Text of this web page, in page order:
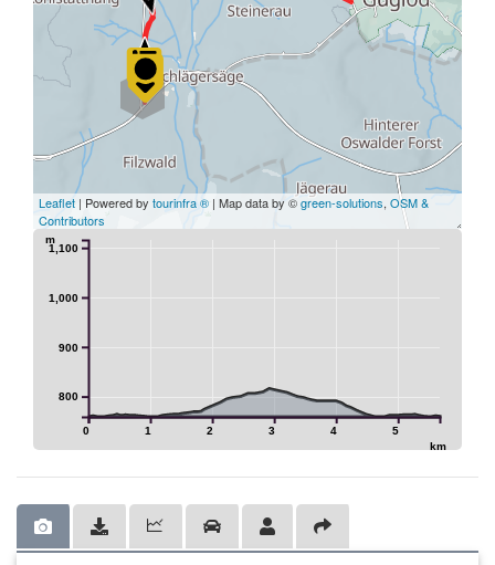
4
Leaflet | Powered by tourinfra ® | Map data by ©green-solutions, OSM &
Contributors
0 1 2 3 4 5
km
800
900
1,000
1,100
m